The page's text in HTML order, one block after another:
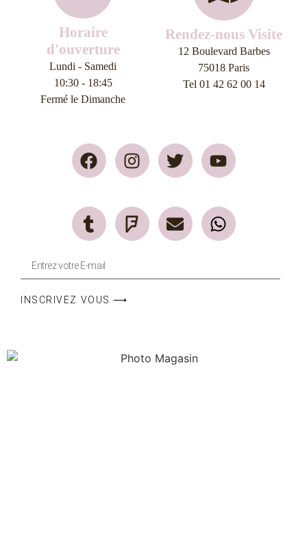
Horaire
d'ouverture
Lundi - Samedi
10:30 - 18:45
Fermé le Dimanche
Rendez-nous Visite
12 Boulevard Barbes
75018 Paris
Tel 01 42 62 00 14
INSCRIVEZ VOUS ⟶